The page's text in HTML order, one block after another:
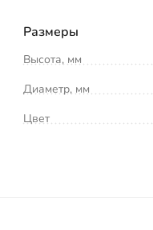
Размеры
Высота, мм
Диаметр, мм
Цвет